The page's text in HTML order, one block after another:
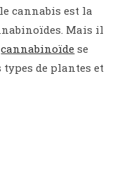
cannabis est la
Mais il
cannabinoïde se
types de plantes et